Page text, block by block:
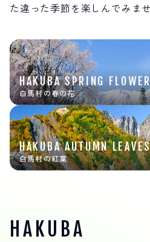
ABOUT HAKUBA
白馬村について
INFORMATION
お知らせ マイ
STAY
宿泊施設 アク
HAKUBA ORIGINAL
Hakuba Original ノル
SEASONS
白馬村の季節 塩の
FURUSATO TAX
ふるさと納税
会社概要
プライバシーポリシー
た違った季節を楽しんでみま
HAKUBA SPRING
白馬村の春の花
HAKUBA AUTUMN
白馬村の紅葉
HAKUBA